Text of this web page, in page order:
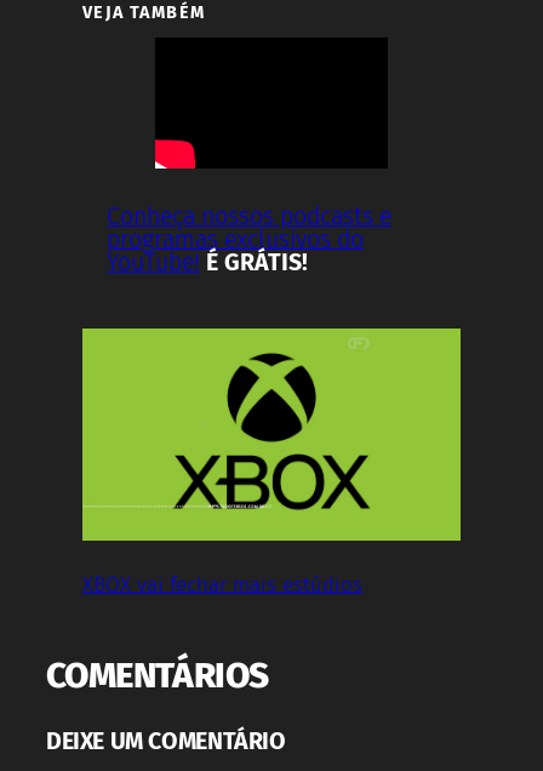
VEJA TAMBÉM
Conheça nossos podcasts e
programas exclusivos do
YouTube! É GRÁTIS!
XBOX vai fechar mais estúdios
COMENTÁRIOS
DEIXE UM COMENTÁRIO